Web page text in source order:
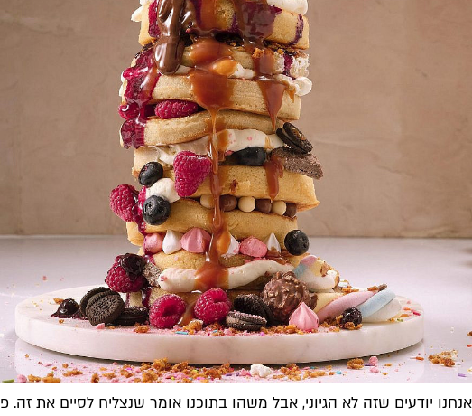
אנחנו יודעים שזה לא הגיוני, אבל משהו בתוכנו אומר שנצליח לסיים את זה.